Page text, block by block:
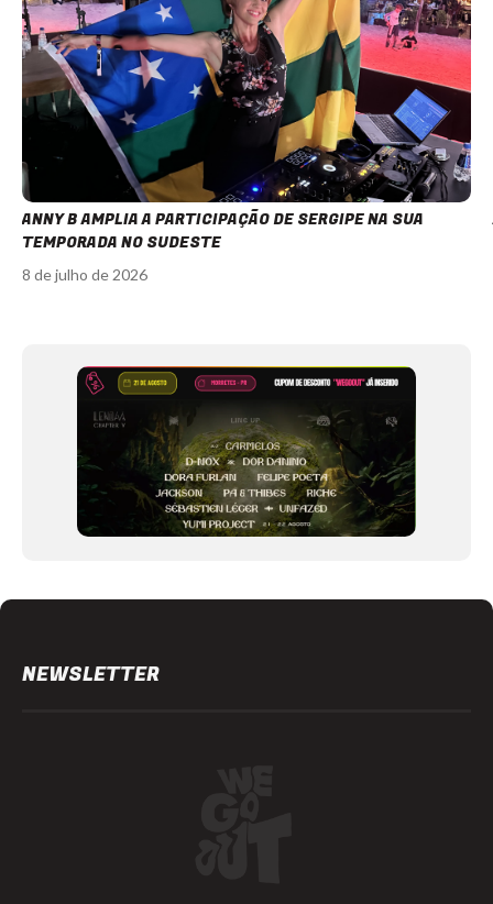
ANNY B AMPLIA A PARTICIPAÇÃO DE SERGIPE NA SUA
TEMPORADA NO SUDESTE
8 de julho de 2026
NEWSLETTER